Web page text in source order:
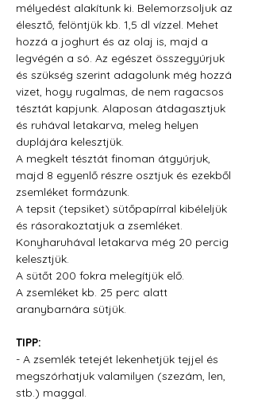
mélyedést alakítunk ki. Belemorzsoljuk az
élesztő, felöntjük kb. 1,5 dl vízzel. Mehet
hozzá a joghurt és az olaj is, majd a
legvégén a só. Az egészet összegyúrjuk
és szükség szerint adagolunk még hozzá
vizet, hogy rugalmas, de nem ragacsos
tésztát kapjunk. Alaposan átdagasztjuk
és ruhával letakarva, meleg helyen
duplájára kelesztjük.
A megkelt tésztát finoman átgyúrjuk,
majd 8 egyenlő részre osztjuk és ezekből
zsemléket formázunk.
A tepsit (tepsiket) sütőpapírral kibéleljük
és rásorakoztatjuk a zsemléket.
Konyharuhával letakarva még 20 percig
kelesztjük.
A sütőt 200 fokra melegítjük elő.
A zsemléket kb. 25 perc alatt
aranybarnára sütjük.
TIPP:
- A zsemlék tetejét lekenhetjük tejjel és
megszórhatjuk valamilyen (szezám, len,
stb.) maggal.